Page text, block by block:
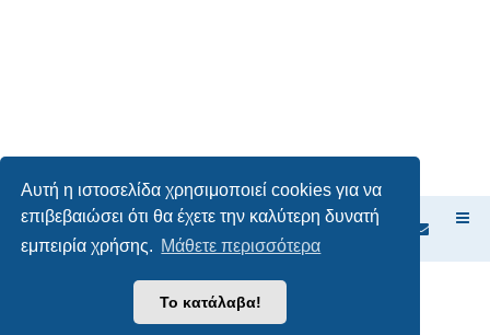
Αυτή η ιστοσελίδα χρησιμοποιεί cookies για να
επιβεβαιώσει ότι θα έχετε την καλύτερη δυνατή
εμπειρία χρήσης. Μάθετε περισσότερα
Το κατάλαβα!
Ευρετήριο Δ. Συζήτησης
Δημιουργήθηκε απόphpBB® Forum Software © phpBB Limited
Ελληνική μετάφραση από τοphpbbgr.com